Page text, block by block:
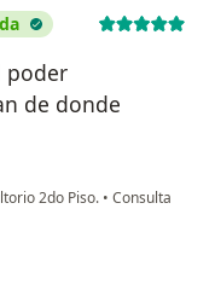
poder
de donde
2do Piso. • Consulta